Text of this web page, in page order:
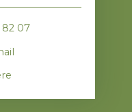
Pierre
82 07